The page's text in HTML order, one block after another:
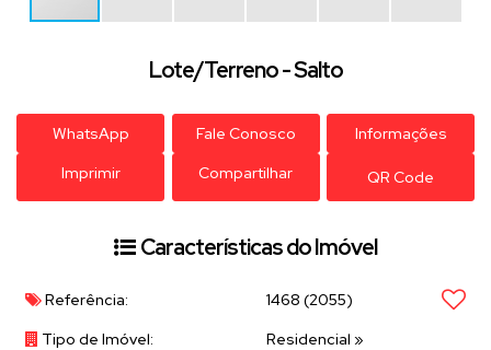
Lote/Terreno - Salto
WhatsApp Fale Conosco
Informações
Imprimir
Compartilhar QR Code
Características do Imóvel
Referência: 1468 (2055)
Tipo de Imóvel:
Residencial »